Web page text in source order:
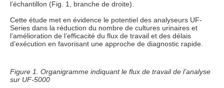
l’échantillon (Fig. 1, branche de droite).
Cette étude met en évidence le potentiel des analyseurs UF-
Series dans la réduction du nombre de cultures urinaires et
l’amélioration de l’efficacité du flux de travail et des délais
d’exécution en favorisant une approche de diagnostic rapide.
Figure 1. Organigramme indiquant le flux de travail de l’analyse
sur UF-5000